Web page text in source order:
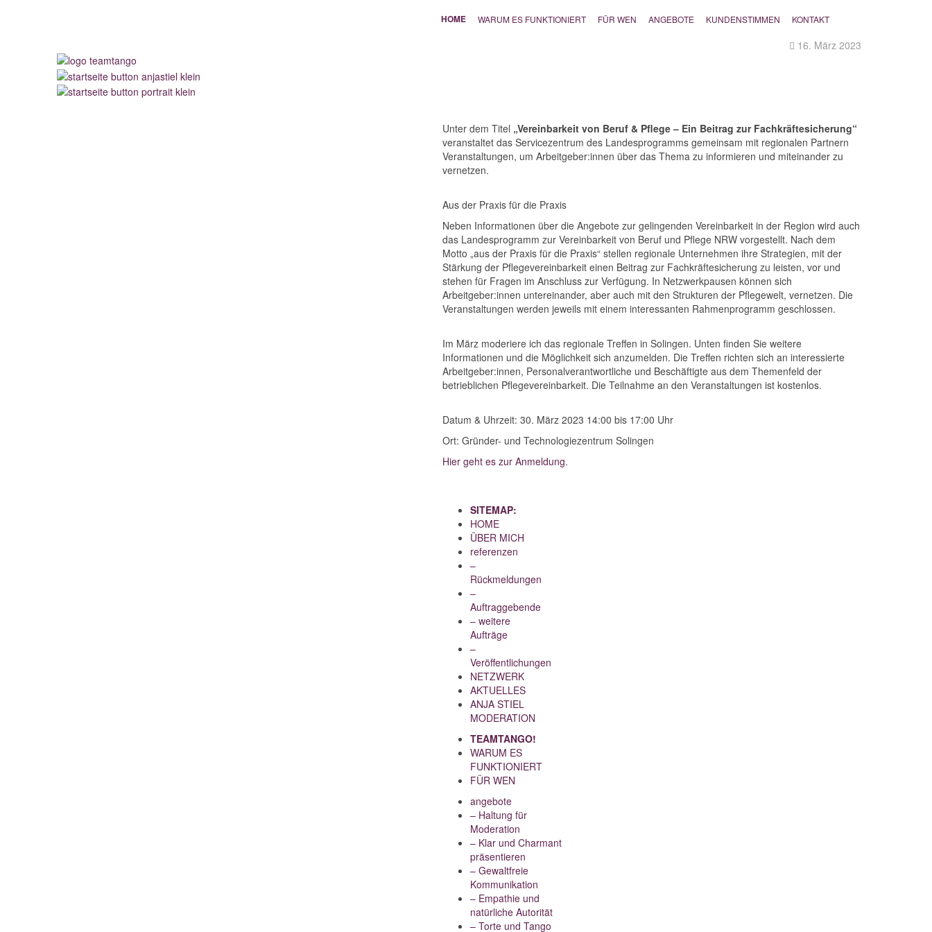
HOME WARUM ES FUNKTIONIERT FÜR WEN ANGEBOTE KUNDENSTIMMEN KONTAKT
16. März 2023
Unter dem Titel „Vereinbarkeit von Beruf & Pflege – Ein Beitrag zur Fachkräftesicherung“
veranstaltet das Servicezentrum des Landesprogramms gemeinsam mit regionalen Partnern
Veranstaltungen, um Arbeitgeber:innen über das Thema zu informieren und miteinander zu
vernetzen.
Aus der Praxis für die Praxis
Neben Informationen über die Angebote zur gelingenden Vereinbarkeit in der Region wird auch
das Landesprogramm zur Vereinbarkeit von Beruf und Pflege NRW vorgestellt. Nach dem
Motto „aus der Praxis für die Praxis“ stellen regionale Unternehmen ihre Strategien, mit der
Stärkung der Pflegevereinbarkeit einen Beitrag zur Fachkräftesicherung zu leisten, vor und
stehen für Fragen im Anschluss zur Verfügung. In Netzwerkpausen können sich
Arbeitgeber:innen untereinander, aber auch mit den Strukturen der Pflegewelt, vernetzen. Die
Veranstaltungen werden jeweils mit einem interessanten Rahmenprogramm geschlossen.
Im März moderiere ich das regionale Treffen in Solingen. Unten finden Sie weitere
Informationen und die Möglichkeit sich anzumelden. Die Treffen richten sich an interessierte
Arbeitgeber:innen, Personalverantwortliche und Beschäftigte aus dem Themenfeld der
betrieblichen Pflegevereinbarkeit. Die Teilnahme an den Veranstaltungen ist kostenlos.
Datum & Uhrzeit: 30. März 2023 14:00 bis 17:00 Uhr
Ort: Gründer- und Technologiezentrum Solingen
Hier geht es zur Anmeldung.
SITEMAP:
HOME
ÜBER MICH
referenzen
–
Rückmeldungen
–
Auftraggebende
– weitere
Aufträge
–
Veröffentlichungen
NETZWERK
AKTUELLES
ANJA STIEL
MODERATION
TEAMTANGO!
WARUM ES
FUNKTIONIERT
FÜR WEN
angebote
– Haltung für
Moderation
– Klar und Charmant
präsentieren
– Gewaltfreie
Kommunikation
– Empathie und
natürliche Autorität
– Torte und Tango